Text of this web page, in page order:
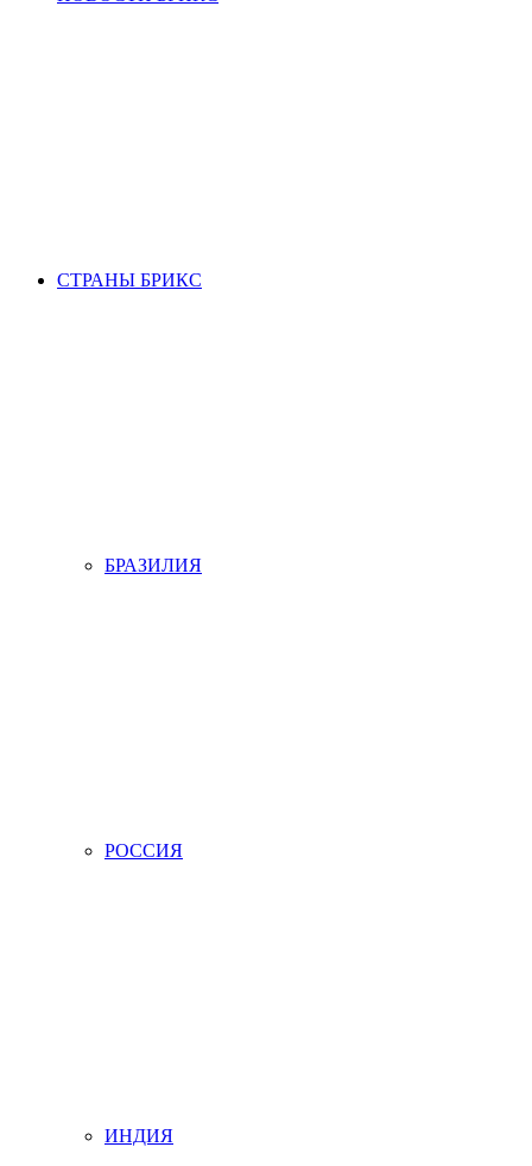
СТРАНЫ БРИКС
БРАЗИЛИЯ
РОССИЯ
ИНДИЯ